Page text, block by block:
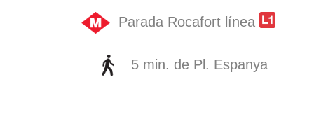
Parada Rocafort línea
5 min. de Pl. Espanya